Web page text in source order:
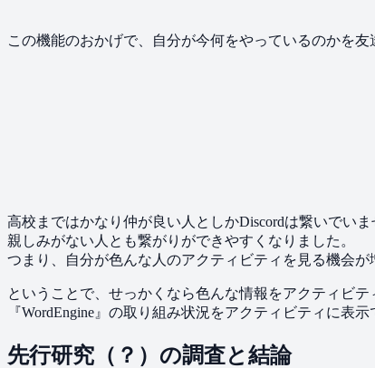
この機能の​おかげで、​自分が​今​何を​やっているのかを​
高校までは​かなり​仲が​良い​人と​しか​Discordは​繋いでい
親しみが​ない​人とも​繋がりが​できやすくなりました。
つまり、​自分が​色んな​人の​アクティビティを​見る​機会
と​いう​ことで、​せっかくなら​色んな​情報を​アクティビ
『WordEngine』の​取り組み状況を​アクティビティに​表
先行研究​（？）の​調査と​結論